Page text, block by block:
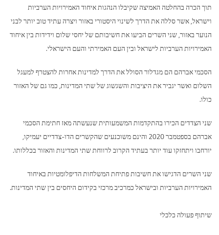
תוך הכרה בהחלטה האמיצה שקיבלו הנהגות איחוד האמירויות הערביות
וישראל, אשר סללה את הדרך לשינוי היסטורי באזור ויצרה עתיד טוב יותר לבני
הנוער באזור, שני השרים הביעו את חשיבותם של יחסי שלום וידידות בין איחוד
האמירויות הערביות לישראל ובין העם האמירתי והעם הישראלי.
הסכמי אברהם הם מגדלור הסולל את הדרך למדינות אחרות להצטרף למעגל
השלום ואשר יגביר את היציבות והשגשוג של שתי המדינות, כמו גם של האזור
כולו.
שני הצדדים הכירו בהתקדמות המשמעותית שנעשתה מאז חתימת הסכמי
אברהם בספטמבר 2020 והינם משוכנעים שהקשרים הדו-צדדיים יעמיקו,
יורחבו ויתחזקו עוד יותר בעתיד הקרוב לרווחת שתי המדינות והאזור בכללותו.
שני השרים הדגישו את חשיבות פתיחת המשלחות הדיפלומטיות באיחוד
האמירויות הערביות ובישראל כמרכיב מרכזי בקידום היחסים בין שתי המדינות.
שיתוף פעולה כלכלי